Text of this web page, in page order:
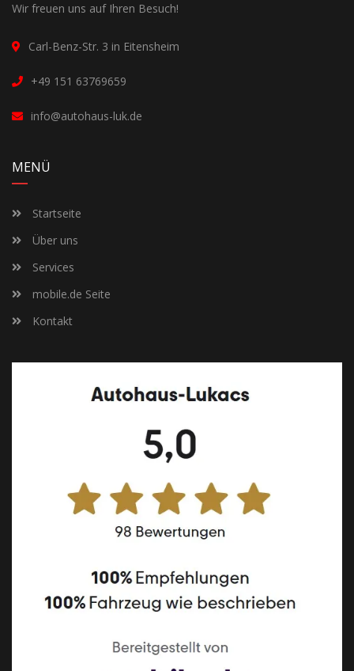
Wir freuen uns auf Ihren Besuch!
Carl-Benz-Str. 3 in Eitensheim
+49 151 63769659
info@autohaus-luk.de
MENÜ
Startseite
Über uns
Services
mobile.de Seite
Kontakt